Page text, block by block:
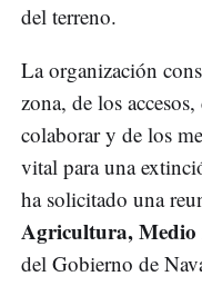
del terreno.
La organización
zona, de los
colaborar y de los
vital para una
ha solicitado una
Agricultura, Medio
del Gobierno de